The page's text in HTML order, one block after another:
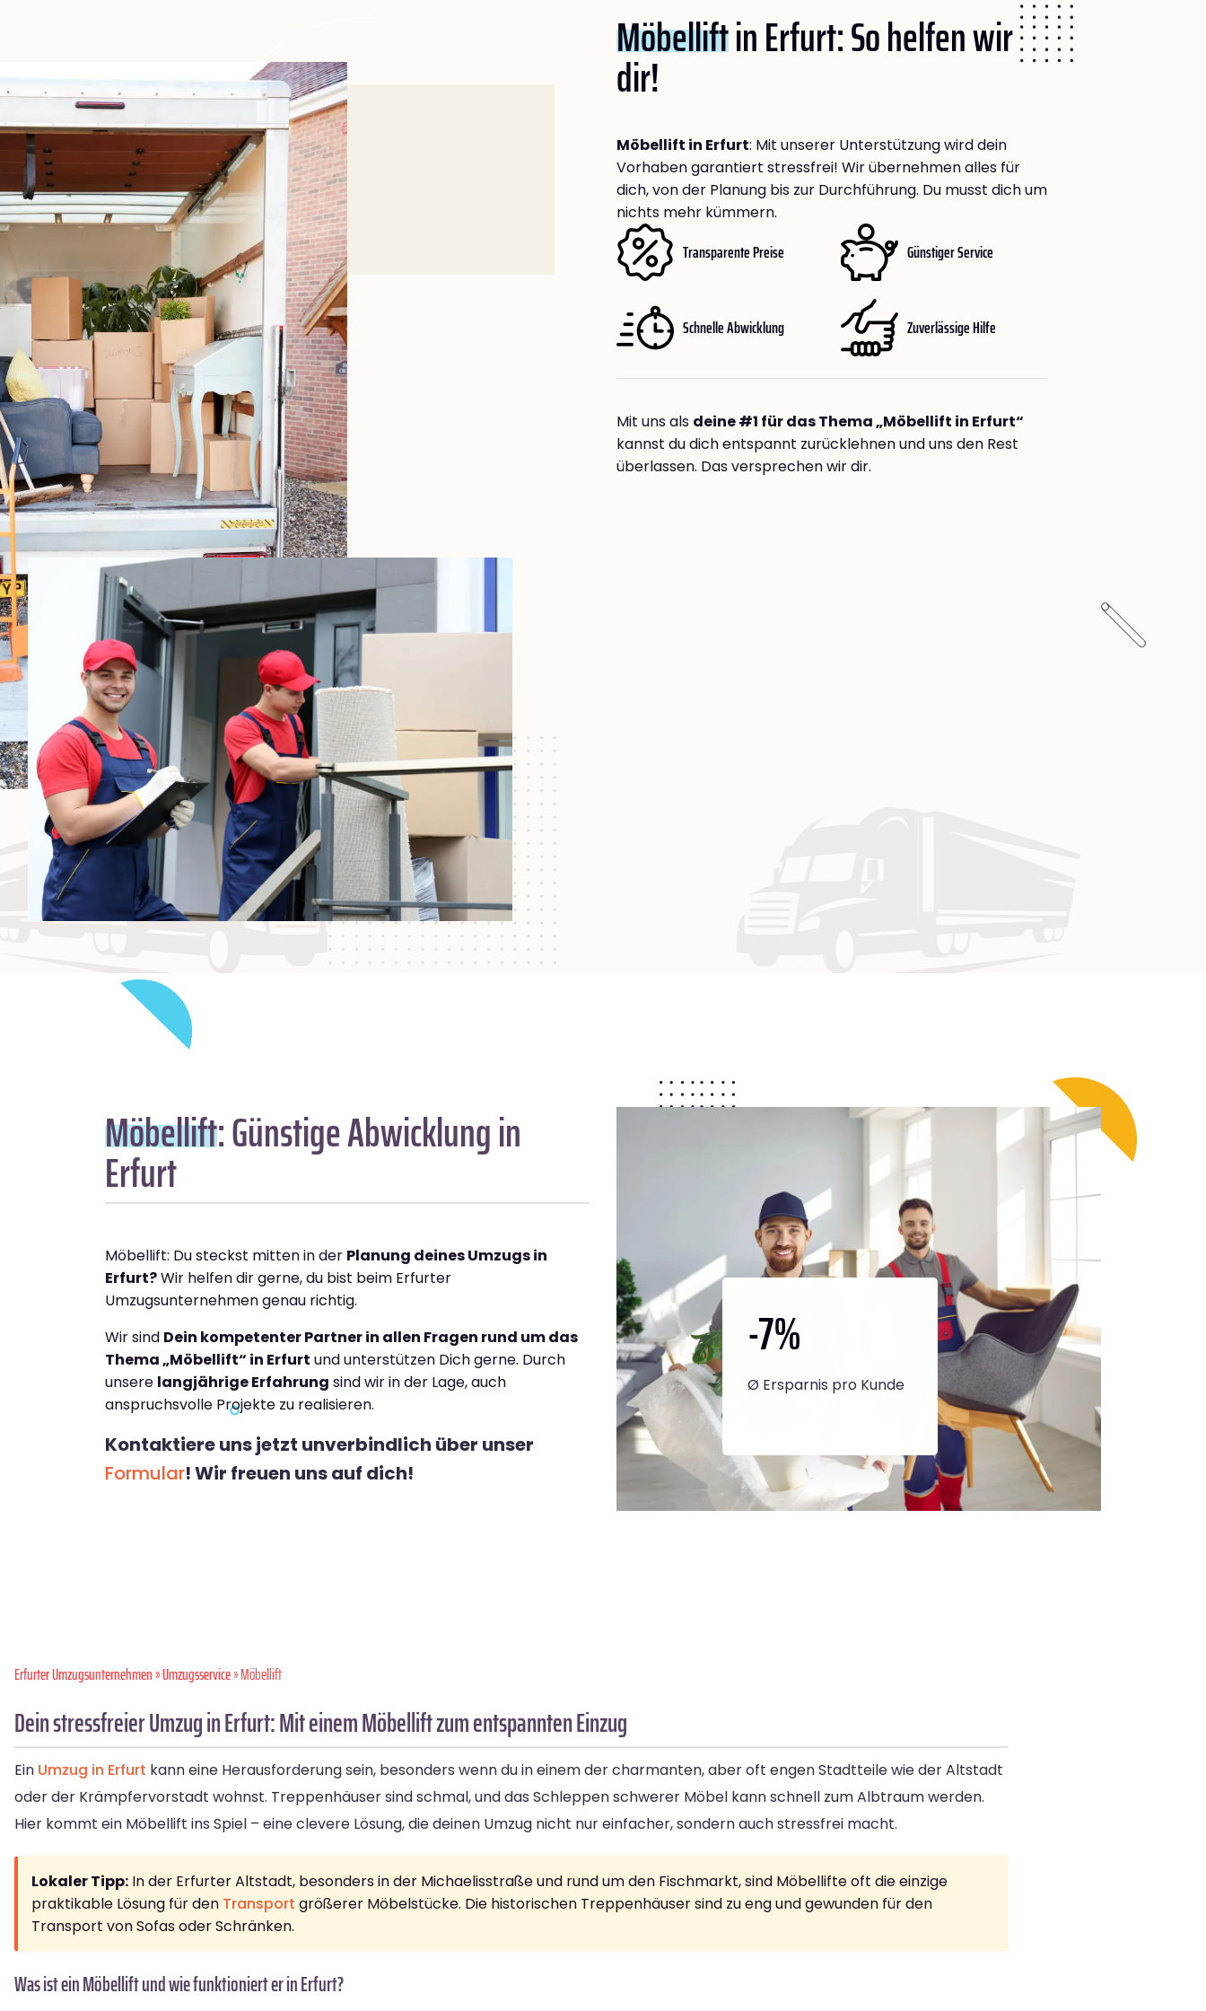
Möbelliftin Erfurt: So helfen wir
dir!
Möbellift in Erfurt: Mit unserer Unterstützung wird dein
Vorhaben garantiert stressfrei! Wir übernehmen alles für
dich, von der Planung bis zur Durchführung. Du musst dich um
nichts mehr kümmern.
Transparente Preise Günstiger Service
Schnelle Abwicklung Zuverlässige Hilfe
Mit uns als deine #1 für das Thema „Möbellift in Erfurt“
kannst du dich entspannt zurücklehnen und uns den Rest
überlassen. Das versprechen wir dir.
Möbellift: Günstige Abwicklung in
Erfurt
Möbellift: Du steckst mitten in der Planung deines Umzugs in
Erfurt?Wir helfen dir gerne, du bist beim Erfurter
Umzugsunternehmen genau richtig.
Wir sind Dein kompetenter Partner in allen Fragen rund um das
Thema „Möbellift“ in Erfurt und unterstützen Dich gerne. Durch
unsere langjährige Erfahrung sind wir in der Lage, auch
anspruchsvolle Projekte zu realisieren.
Kontaktiere uns jetzt unverbindlich über unser
Formular! Wir freuen uns auf dich!
-7%
Ø Ersparnis pro Kunde
Erfurter Umzugsunternehmen»Umzugsservice» Möbellift
Dein stressfreier Umzug in Erfurt: Mit einem Möbellift zum entspannten Einzug
Ein Umzug in Erfurt kann eine Herausforderung sein, besonders wenn du in einem der charmanten, aber oft engen Stadtteile wie der Altstadt
oder der Krämpfervorstadt wohnst. Treppenhäuser sind schmal, und das Schleppen schwerer Möbel kann schnell zum Albtraum werden.
Hier kommt ein Möbellift ins Spiel – eine clevere Lösung, die deinen Umzug nicht nur einfacher, sondern auch stressfrei macht.
Lokaler Tipp: In der Erfurter Altstadt, besonders in der Michaelisstraße und rund um den Fischmarkt, sind Möbellifte oft die einzige
praktikable Lösung für den Transport größerer Möbelstücke. Die historischen Treppenhäuser sind zu eng und gewunden für den
Transport von Sofas oder Schränken.
Was ist ein Möbellift und wie funktioniert er in Erfurt?